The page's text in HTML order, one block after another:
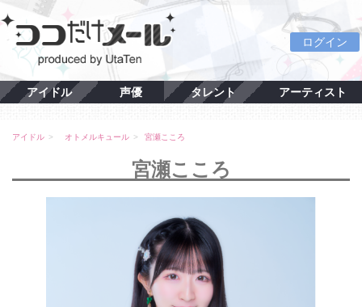
ログイン
アイドル 声優 タレント アーティスト
アイドル オトメルキュール 宮瀬こころ
宮瀬こころ